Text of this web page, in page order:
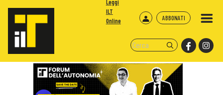
ABBONATI
Leggi
ILT
Online